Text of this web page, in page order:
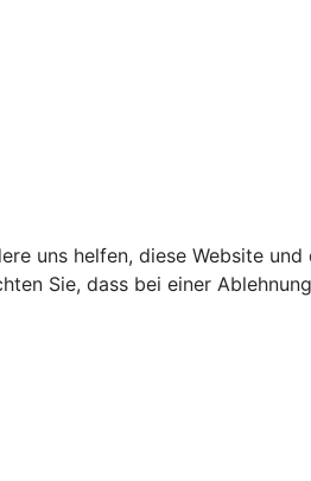
uns helfen, diese Website
Sie, dass bei einer